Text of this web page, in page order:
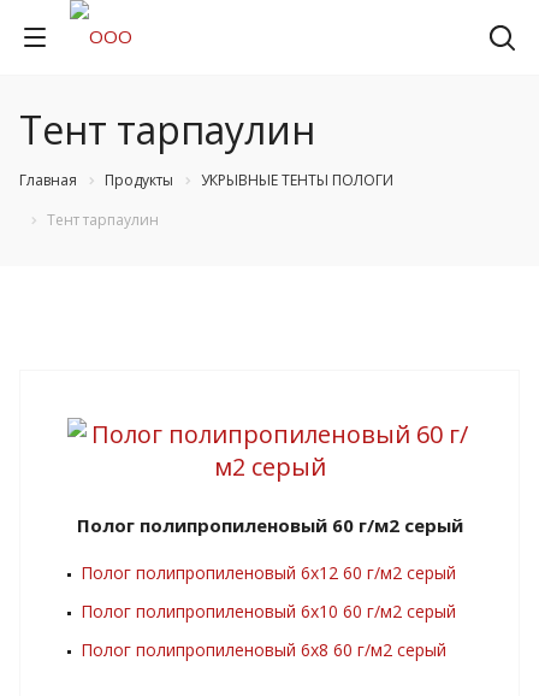
Тент тарпаулин
Главная Продукты
УКРЫВНЫЕ ТЕНТЫ ПОЛОГИ
Тент тарпаулин
Полог полипропиленовый 60 г/м2 серый
Полог полипропиленовый 6х12 60 г/м2 серый
Полог полипропиленовый 6х10 60 г/м2 серый
Полог полипропиленовый 6х8 60 г/м2 серый